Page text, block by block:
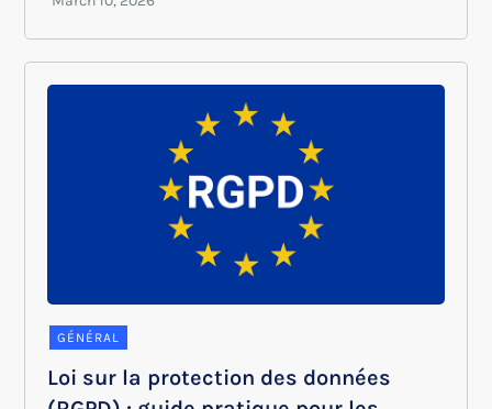
GÉNÉRAL
Loi sur la protection des données